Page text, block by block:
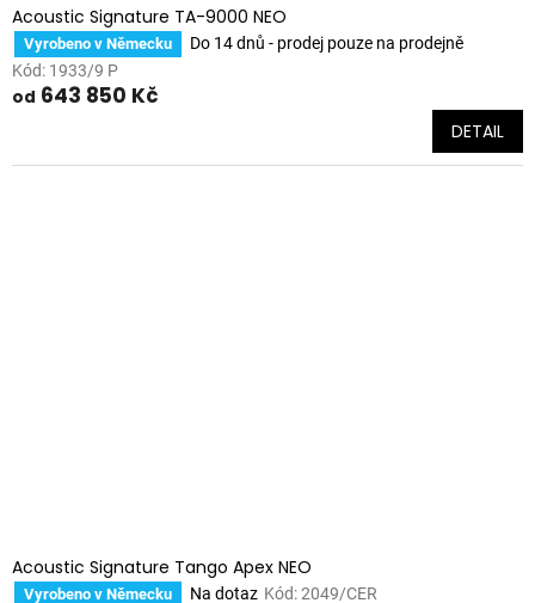
Acoustic Signature TA-9000 NEO
Vyrobeno v Německu
Do 14 dnů - prodej pouze na prodejně
Kód: 1933/9 P
od 643 850 Kč
DETAIL
Acoustic Signature Tango Apex NEO
Vyrobeno v Německu Na dotaz Kód:2049/CER